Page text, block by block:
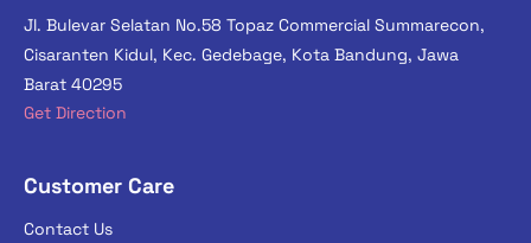
Jl. Bulevar Selatan No.58 Topaz Commercial Summarecon,
Cisaranten Kidul, Kec. Gedebage, Kota Bandung, Jawa
Barat 40295
Get Direction
Customer Care
Contact Us